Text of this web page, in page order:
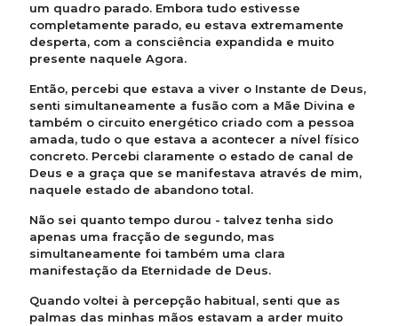
um quadro parado. Embora tudo estivesse
completamente parado, eu estava extremamente
desperta, com a consciência expandida e muito
presente naquele Agora.
Então, percebi que estava a viver o Instante de Deus,
senti simultaneamente a fusão com a Mãe Divina e
também o circuito energético criado com a pessoa
amada, tudo o que estava a acontecer a nível físico
concreto. Percebi claramente o estado de canal de
Deus e a graça que se manifestava através de mim,
naquele estado de abandono total.
Não sei quanto tempo durou - talvez tenha sido
apenas uma fracção de segundo, mas
simultaneamente foi também uma clara
manifestação da Eternidade de Deus.
Quando voltei à percepção habitual, senti que as
palmas das minhas mãos estavam a arder muito